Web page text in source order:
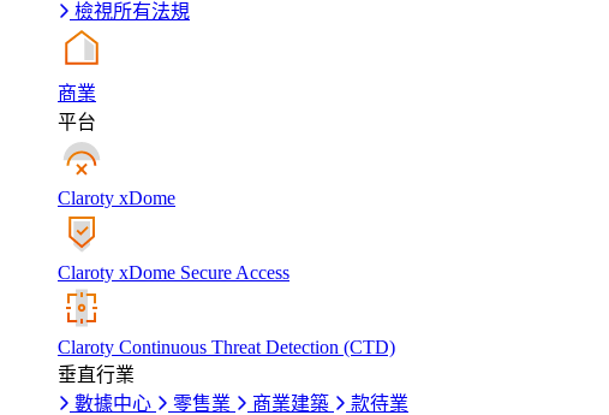
檢視所有法規
商業
平台
Claroty xDome
Claroty xDome Secure Access
Claroty Continuous Threat Detection (CTD)
垂直行業
數據中心
零售業 商業建築 款待業